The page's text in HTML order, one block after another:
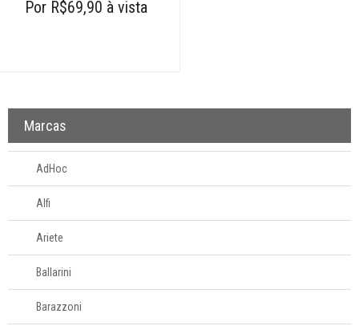
Fruteiras
Pia
Porta-detergente
Porta-
guardanapos
Porta-ovos
Porta-pão
Porta-papel
Porta-talheres
Porta-utensílios
Por R$69,90 à vista
Marcas
AdHoc
Alfi
Ariete
Ballarini
Barazzoni